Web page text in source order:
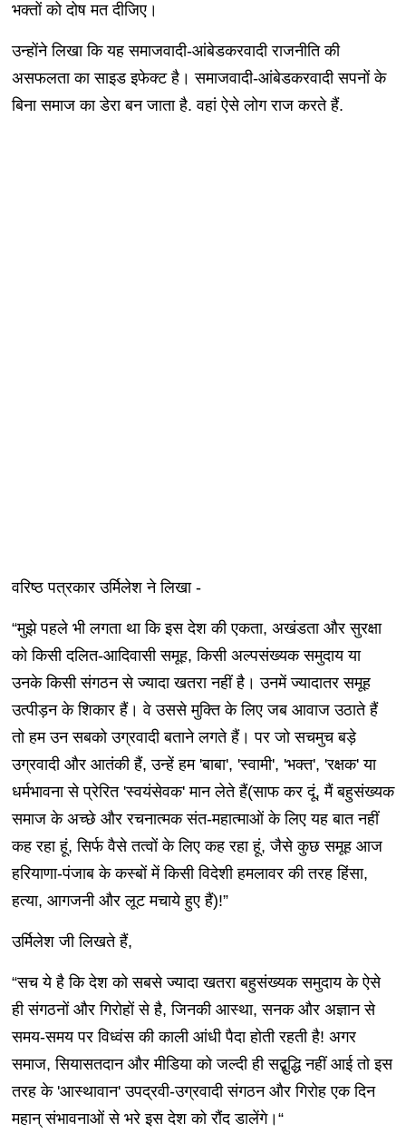
भक्तों को दोष मत दीजिए।
उन्होंने लिखा कि यह समाजवादी-आंबेडकरवादी राजनीति की
असफलता का साइड इफेक्ट है। समाजवादी-आंबेडकरवादी सपनों के
बिना समाज का डेरा बन जाता है. वहां ऐसे लोग राज करते हैं.
वरिष्ठ पत्रकार उर्मिलेश ने लिखा -
“मुझे पहले भी लगता था कि इस देश की एकता, अखंडता और सुरक्षा
को किसी दलित-आदिवासी समूह, किसी अल्पसंख्यक समुदाय या
उनके किसी संगठन से ज्यादा खतरा नहीं है। उनमें ज्यादातर समूह
उत्पीड़न के शिकार हैं। वे उससे मुक्ति के लिए जब आवाज उठाते हैं
तो हम उन सबको उग्रवादी बताने लगते हैं। पर जो सचमुच बड़े
उग्रवादी और आतंकी हैं, उन्हें हम 'बाबा', 'स्वामी', 'भक्त', 'रक्षक' या
धर्मभावना से प्रेरित 'स्वयंसेवक' मान लेते हैं(साफ कर दूं, मैं बहुसंख्यक
समाज के अच्छे और रचनात्मक संत-महात्माओं के लिए यह बात नहीं
कह रहा हूं, सिर्फ वैसे तत्वों के लिए कह रहा हूं, जैसे कुछ समूह आज
हरियाणा-पंजाब के कस्बों में किसी विदेशी हमलावर की तरह हिंसा,
हत्या, आगजनी और लूट मचाये हुए हैं)!”
उर्मिलेश जी लिखते हैं,
“सच ये है कि देश को सबसे ज्यादा खतरा बहुसंख्यक समुदाय के ऐसे
ही संगठनों और गिरोहों से है, जिनकी आस्था, सनक और अज्ञान से
समय-समय पर विध्वंस की काली आंधी पैदा होती रहती है! अगर
समाज, सियासतदान और मीडिया को जल्दी ही सद्बुद्धि नहीं आई तो इस
तरह के 'आस्थावान' उपद्रवी-उग्रवादी संगठन और गिरोह एक दिन
महान् संभावनाओं से भरे इस देश को रौंद डालेंगे।“